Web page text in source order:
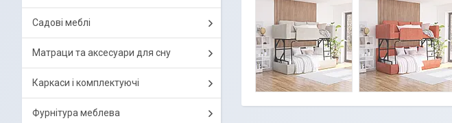
Садові меблі
Матраци та аксесуари для сну
Каркаси і комплектуючі
Фурнітура меблева